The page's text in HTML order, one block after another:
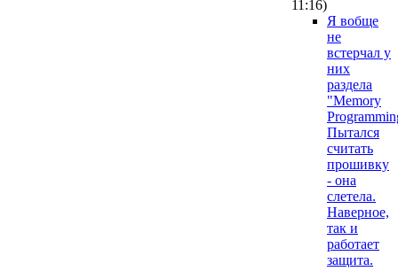
11:16)
Я вобще
не
встерчал у
них
раздела
"Memory
Пытался
считать
прошивку
- она
слетела.
Наверное,
так и
работает
защита.